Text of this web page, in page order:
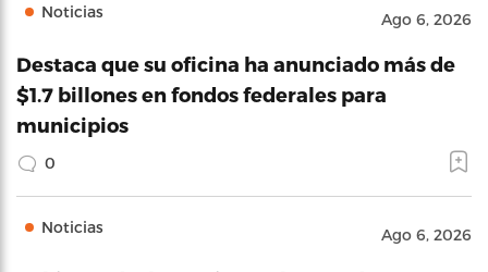
Noticias Ago 6, 2026
Destaca que su oficina ha anunciado más de
$1.7 billones en fondos federales para
municipios
0
Noticias Ago 6, 2026